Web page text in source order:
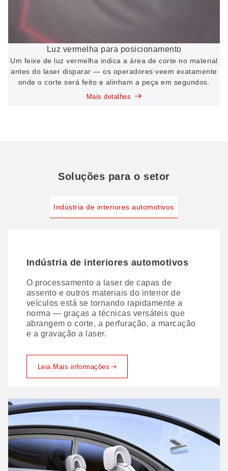
Luz vermelha para posicionamento
Um feixe de luz vermelha indica a área de corte no material
antes do laser disparar — os operadores veem exatamente
onde o corte será feito e alinham a peça em segundos.
Mais detalhes
Soluções para o setor
Indústria de interiores automotivos
Indústria de interiores automotivos
O processamento a laser de capas de
assento e outros materiais do interior de
veículos está se tornando rapidamente a
norma — graças a técnicas versáteis que
abrangem o corte, a perfuração, a marcação
e a gravação a laser.
Leia Mais informações